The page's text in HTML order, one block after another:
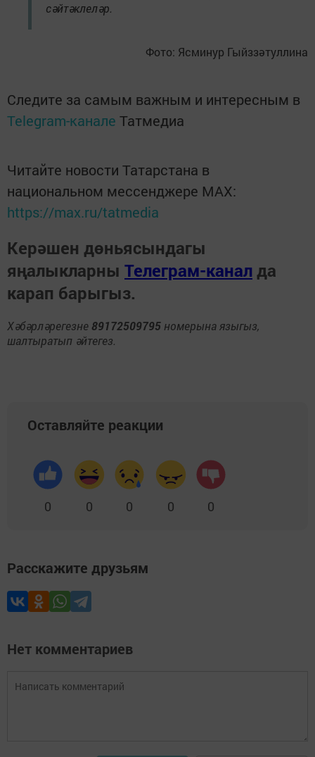
сәйтәклеләр.
Фото: Ясминур Гыйззәтуллина
Следите за самым важным и интересным в
Telegram-канале Татмедиа
Читайте новости Татарстана в
национальном мессенджере MАХ:
https://max.ru/tatmedia
Керәшен дөньясындагы
яңалыкларны Телеграм-канал да
карап барыгыз.
Хәбәрләрегезне 89172509795 номерына языгыз,
шалтыратып әйтегез.
Оставляйте реакции
0 0 0 0 0
Расскажите друзьям
Нет комментариев